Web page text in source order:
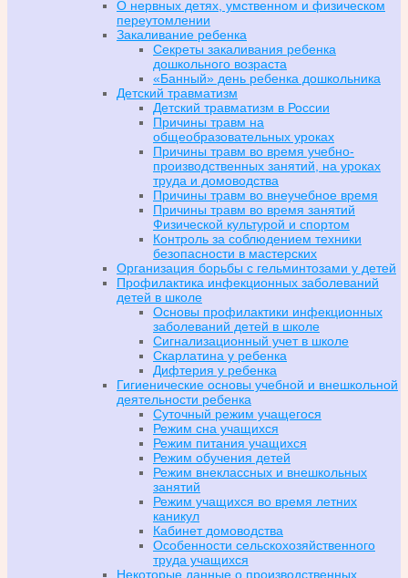
О нервных детях, умственном и физическом
переутомлении
Закаливание ребенка
Секреты закаливания ребенка
дошкольного возраста
«Банный» день ребенка дошкольника
Детский травматизм
Детский травматизм в России
Причины травм на
общеобразовательных уроках
Причины травм во время учебно-
производственных занятий, на уроках
труда и домоводства
Причины травм во внеучебное время
Причины травм во время занятий
Физической культурой и спортом
Контроль за соблюдением техники
безопасности в мастерских
Организация борьбы с гельминтозами у детей
Профилактика инфекционных заболеваний
детей в школе
Основы профилактики инфекционных
заболеваний детей в школе
Сигнализационный учет в школе
Скарлатина у ребенка
Дифтерия у ребенка
Гигиенические основы учебной и внешкольной
деятельности ребенка
Суточный режим учащегося
Режим сна учащихся
Режим питания учащихся
Режим обучения детей
Режим внеклассных и внешкольных
занятий
Режим учащихся во время летних
каникул
Кабинет домоводства
Особенности сельскохозяйственного
труда учащихся
Некоторые данные о производственных